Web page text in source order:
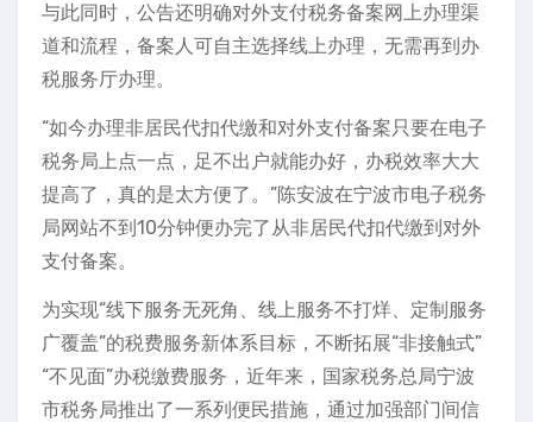
与此同时，公告还明确对外支付税务备案网上办理渠
道和流程，备案人可自主选择线上办理，无需再到办
税服务厅办理。
“如今办理非居民代扣代缴和对外支付备案只要在电子
税务局上点一点，足不出户就能办好，办税效率大大
提高了，真的是太方便了。”陈安波在宁波市电子税务
局网站不到10分钟便办完了从非居民代扣代缴到对外
支付备案。
为实现“线下服务无死角、线上服务不打烊、定制服务
广覆盖”的税费服务新体系目标，不断拓展“非接触式”
“不见面”办税缴费服务，近年来，国家税务总局宁波
市税务局推出了一系列便民措施，通过加强部门间信